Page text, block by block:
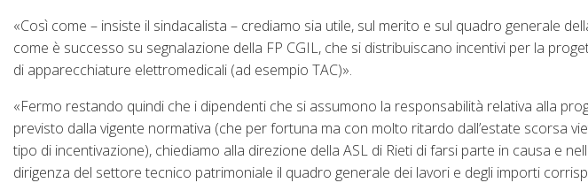
«Così come – insiste il sindacalista – crediamo sia utile, sul merito e sul quadro generale
come è successo su segnalazione della FP CGIL, che si distribuiscano incentivi per la
di apparecchiature elettromedicali (ad esempio TAC)».
«Fermo restando quindi che i dipendenti che si assumono la responsabilità relativa alla
previsto dalla vigente normativa (che per fortuna ma con molto ritardo dall’estate scorsa
tipo di incentivazione), chiediamo alla direzione della ASL di Rieti di farsi parte in causa e
dirigenza del settore tecnico patrimoniale il quadro generale dei lavori e degli importi